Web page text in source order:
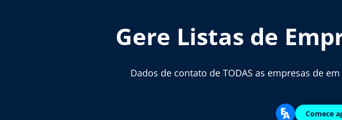
Gere Listas de
Dados de contato de TODAS as empresas de
Comece